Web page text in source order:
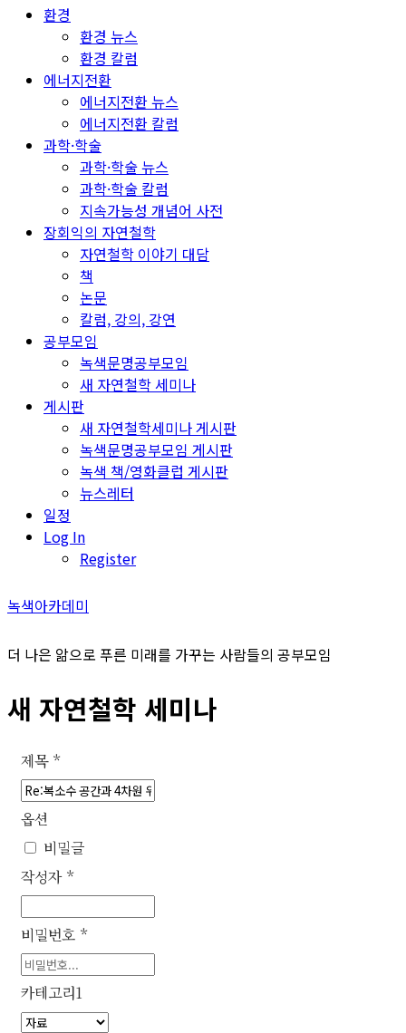
환경
환경 뉴스
환경 칼럼
에너지전환
에너지전환 뉴스
에너지전환 칼럼
과학·학술
과학·학술 뉴스
과학·학술 칼럼
지속가능성 개념어 사전
장회익의 자연철학
자연철학 이야기 대담
책
논문
칼럼, 강의, 강연
공부모임
녹색문명공부모임
새 자연철학 세미나
게시판
새 자연철학세미나 게시판
녹색문명공부모임 게시판
녹색 책/영화클럽 게시판
뉴스레터
일정
Log In
Register
녹색아카데미
더 나은 앎으로 푸른 미래를 가꾸는 사람들의 공부모임
새 자연철학 세미나
제목 *
옵션
비밀글
작성자 *
비밀번호 *
카테고리1